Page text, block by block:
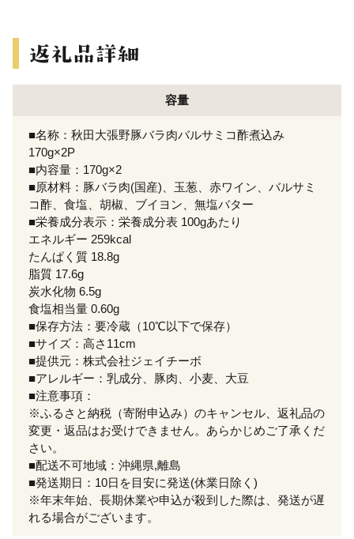
容量
■名称：秋田大張野豚バラ肉バルサミコ酢煮込み
170g×2P
■内容量：170g×2
■原材料：豚バラ肉(国産)、玉葱、赤ワイン、バルサミ
コ酢、食塩、胡椒、ブイヨン、無塩バター
■栄養成分表示：栄養成分表 100gあたり
エネルギー 259kcal
たんぱく質 18.8g
脂質 17.6g
炭水化物 6.5g
食塩相当量 0.60g
■保存方法：要冷蔵（10℃以下で保存）
■サイズ：高さ11cm
■提供元：株式会社ジェイチーボ
■アレルギー：乳成分、豚肉、小麦、大豆
■注意事項：
※ふるさと納税（寄附申込み）のキャンセル、返礼品の
変更・返品はお受けできません。あらかじめご了承くだ
さい。
■配送不可地域：沖縄県,離島
■発送期日：10日を目安に発送(休業日除く)
※年末年始、長期休業や申込が殺到した際は、発送が遅
れる場合がございます。